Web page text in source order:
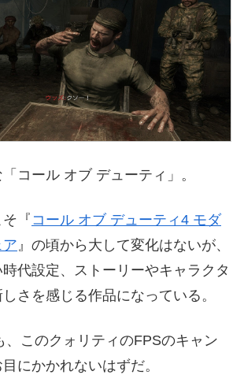
コール オブ デューティ」。
『 コール オブ デューティ4 モダ
』の頃から大して変化はないが、
代設定、ストーリーやキャラクタ
さを感じる作品になっている。
、このクォリティのFPSのキャン
にかかれないはずだ。